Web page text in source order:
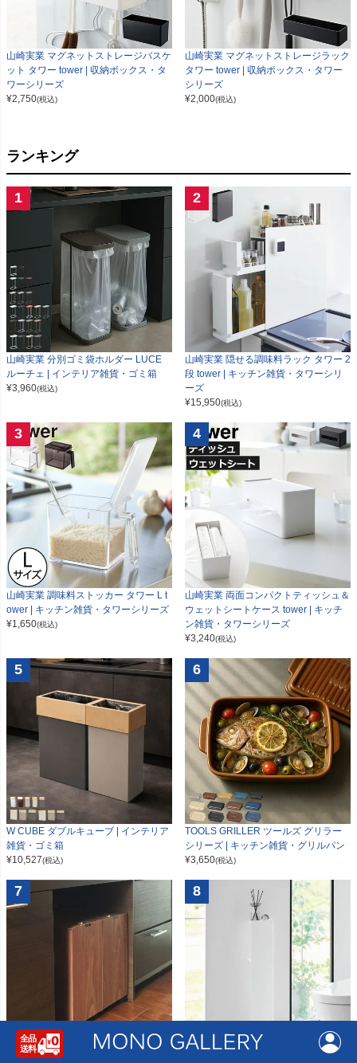
山崎実業 マグネットストレージバスケ
ット タワー tower | 収納ボックス・タ
ワーシリーズ
¥2,750(税込)
山崎実業 マグネットストレージラック
タワー tower | 収納ボックス・タワー
シリーズ
¥2,000(税込)
ランキング
1
山崎実業 分別ゴミ袋ホルダー LUCE
ルーチェ | インテリア雑貨・ゴミ箱
¥3,960(税込)
2
山崎実業 隠せる調味料ラック タワー 2
段 tower | キッチン雑貨・タワーシリ
ーズ
¥15,950(税込)
3
山崎実業 調味料ストッカー タワー L t
ower | キッチン雑貨・タワーシリーズ
¥1,650(税込)
4
山崎実業 両面コンパクトティッシュ＆
ウェットシートケース tower | キッチ
ン雑貨・タワーシリーズ
¥3,240(税込)
5
W CUBE ダブルキューブ | インテリア
雑貨・ゴミ箱
¥10,527(税込)
6
TOOLS GRILLER ツールズ グリラー
シリーズ | キッチン雑貨・グリルパン
¥3,650(税込)
7
バスク リビングペール 30L | インテリ
8
山崎実業 スリムトイレラック タワー t